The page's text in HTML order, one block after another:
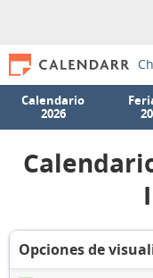
Calendario
2026
Opciones de